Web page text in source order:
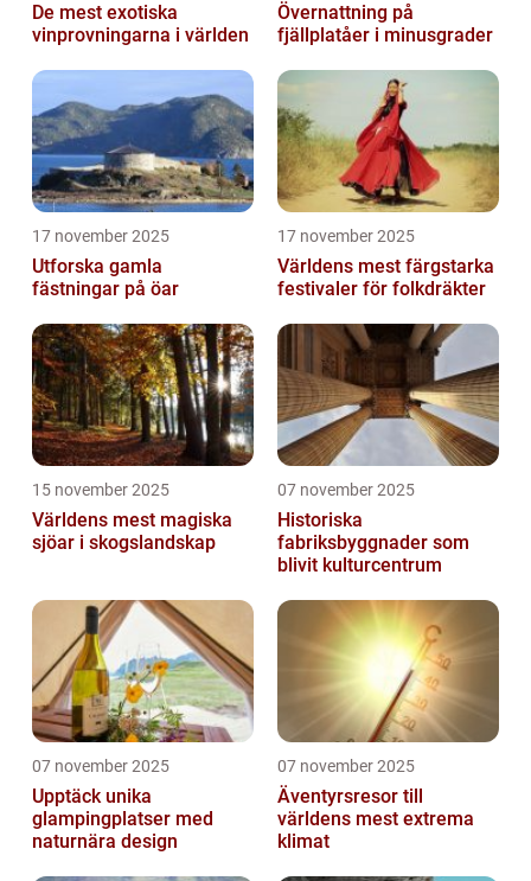
De mest exotiska
vinprovningarna i världen
Övernattning på
fjällplatåer i minusgrader
17 november 2025
Utforska gamla
fästningar på öar
17 november 2025
Världens mest färgstarka
festivaler för folkdräkter
15 november 2025
Världens mest magiska
sjöar i skogslandskap
07 november 2025
Historiska
fabriksbyggnader som
blivit kulturcentrum
07 november 2025
Upptäck unika
glampingplatser med
naturnära design
07 november 2025
Äventyrsresor till
världens mest extrema
klimat